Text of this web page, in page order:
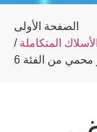
الصفحة الأولى
/ الأسلاك المتكاملة